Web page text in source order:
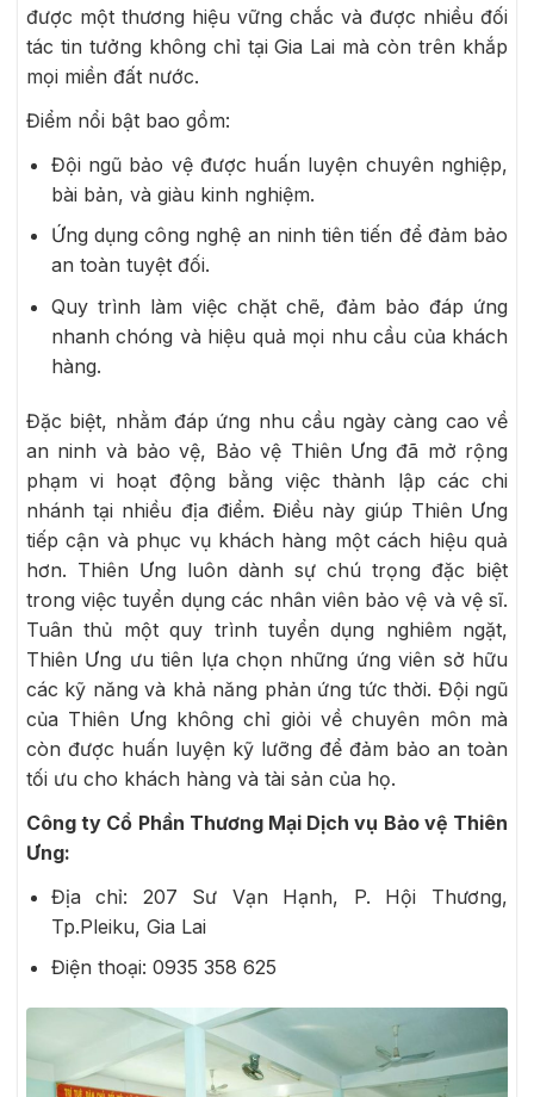
được một thương hiệu vững chắc và được nhiều đối
tác tin tưởng không chỉ tại Gia Lai mà còn trên khắp
mọi miền đất nước.
Điểm nổi bật bao gồm:
Đội ngũ bảo vệ được huấn luyện chuyên nghiệp,
bài bản, và giàu kinh nghiệm.
Ứng dụng công nghệ an ninh tiên tiến để đảm bảo
an toàn tuyệt đối.
Quy trình làm việc chặt chẽ, đảm bảo đáp ứng
nhanh chóng và hiệu quả mọi nhu cầu của khách
hàng.
Đặc biệt, nhằm đáp ứng nhu cầu ngày càng cao về
an ninh và bảo vệ, Bảo vệ Thiên Ưng đã mở rộng
phạm vi hoạt động bằng việc thành lập các chi
nhánh tại nhiều địa điểm. Điều này giúp Thiên Ưng
tiếp cận và phục vụ khách hàng một cách hiệu quả
hơn. Thiên Ưng luôn dành sự chú trọng đặc biệt
trong việc tuyển dụng các nhân viên bảo vệ và vệ sĩ.
Tuân thủ một quy trình tuyển dụng nghiêm ngặt,
Thiên Ưng ưu tiên lựa chọn những ứng viên sở hữu
các kỹ năng và khả năng phản ứng tức thời. Đội ngũ
của Thiên Ưng không chỉ giỏi về chuyên môn mà
còn được huấn luyện kỹ lưỡng để đảm bảo an toàn
tối ưu cho khách hàng và tài sản của họ.
Công ty Cổ Phần Thương Mại Dịch vụ Bảo vệ Thiên
Ưng:
Địa chỉ: 207 Sư Vạn Hạnh, P. Hội Thương,
Tp.Pleiku, Gia Lai
Điện thoại: 0935 358 625